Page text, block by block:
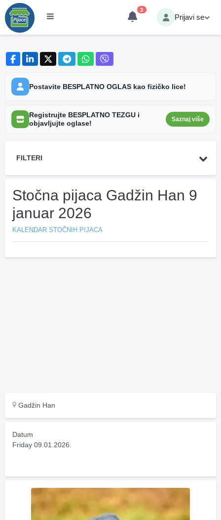
3
Prijavi se
Postavite BESPLATNO OGLAS kao fizičko lice!
Registrujte BESPLATNO TEZGU i
objavljujte oglase!
Saznaj više
FILTERI
Stočna pijaca Gadžin Han 9
januar 2026
KALENDAR STOČNIH PIJACA
Gadžin Han
Datum
Friday 09.01.2026.